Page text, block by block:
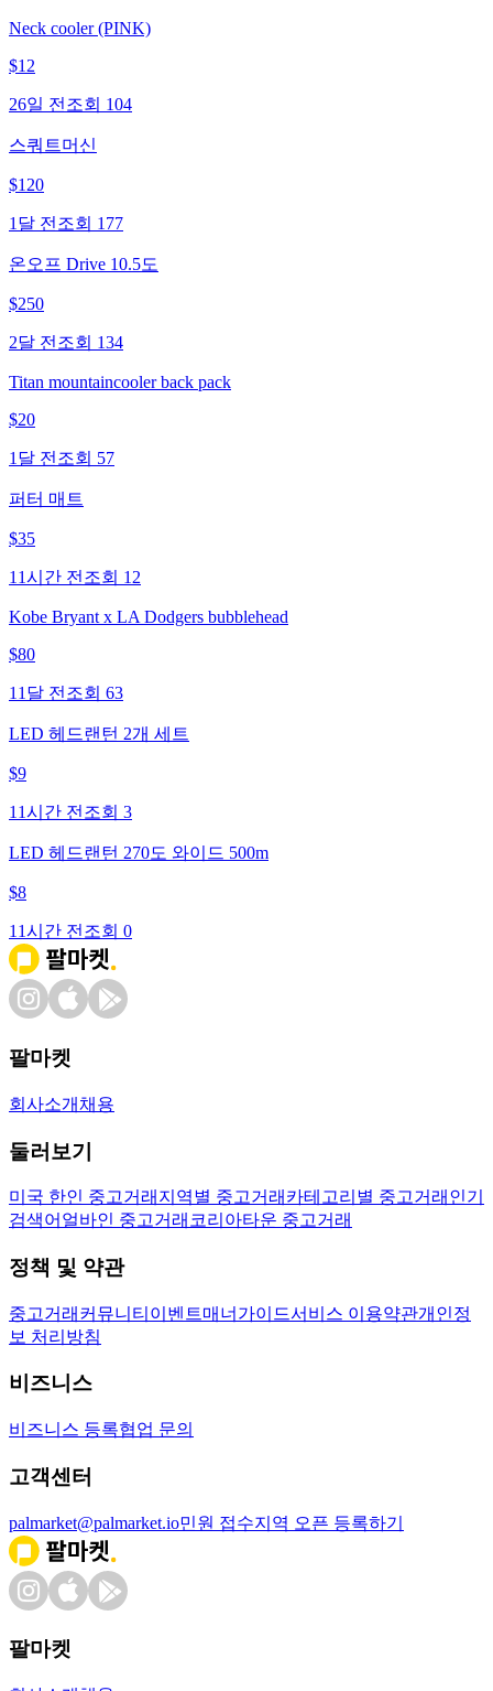
Neck cooler (PINK)
$12
26일 전 조회 104
스쿼트머신
$120
1달 전 조회 177
온오프 Drive 10.5도
$250
2달 전 조회 134
Titan mountaincooler back pack
$20
1달 전 조회 57
퍼터 매트
$35
11시간 전 조회 12
Kobe Bryant x LA Dodgers bubblehead
$80
11달 전 조회 63
LED 헤드랜턴 2개 세트
$9
11시간 전 조회 3
LED 헤드랜턴 270도 와이드 500m
$8
11시간 전 조회 0
팔마켓
회사소개 채용
둘러보기
미국 한인 중고거래 지역별 중고거래 카테고리별 중고거래 인기
검색어 얼바인 중고거래 코리아타운 중고거래
정책 및 약관
중고거래 커뮤니티 이벤트매너가이드서비스 이용약관개인정
보 처리방침
비즈니스
비즈니스 등록협업 문의
고객센터
palmarket@palmarket.io민원 접수지역 오픈 등록하기
팔마켓